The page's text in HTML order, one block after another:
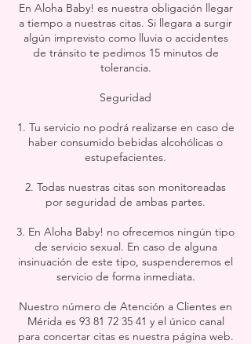
En Aloha Baby! es nuestra obligación llegar
a tiempo a nuestras citas. Si llegara a surgir
algún imprevisto como lluvia o accidentes
de tránsito te pedimos 15 minutos de
tolerancia.
Seguridad
1. Tu servicio no podrá realizarse en caso de
haber consumido bebidas alcohólicas o
estupefacientes.
2. Todas nuestras citas son monitoreadas
por seguridad de ambas partes.
3. En Aloha Baby! no ofrecemos ningún tipo
de servicio sexual. En caso de alguna
insinuación de este tipo, suspenderemos el
servicio de forma inmediata.
Nuestro número de Atención a Clientes en
Mérida es 93 81 72 35 41 y el único canal
para concertar citas es nuestra página web.